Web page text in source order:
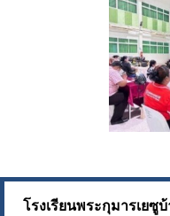
โรงเรียนพระกุมาร